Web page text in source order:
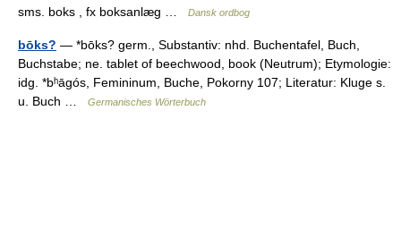
sms. boks , fx boksanlæg …
Dansk ordbog
bōks? — *bōks? germ., Substantiv: nhd. Buchentafel, Buch,
Buchstabe; ne. tablet of beechwood, book (Neutrum); Etymologie:
idg. *bʰāgós, Femininum, Buche, Pokorny 107; Literatur: Kluge s.
u. Buch …
Germanisches Wörterbuch